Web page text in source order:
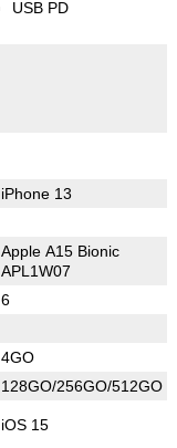
USB PD
iPhone 13
Apple A15 Bionic
APL1W07
6
4GO
128GO/256GO/512GO
iOS 15